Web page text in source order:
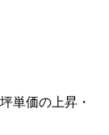
単価の上昇・